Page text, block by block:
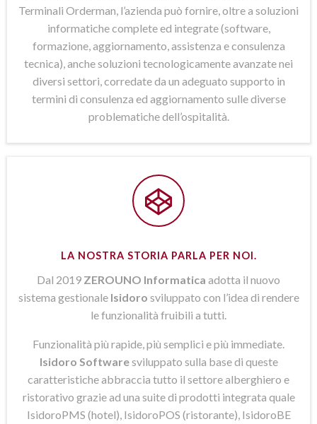
Terminali Orderman, l’azienda può fornire, oltre a soluzioni
informatiche complete ed integrate (software,
formazione, aggiornamento, assistenza e consulenza
tecnica), anche soluzioni tecnologicamente avanzate nei
diversi settori, corredate da un adeguato supporto in
termini di consulenza ed aggiornamento sulle diverse
problematiche dell’ospitalità.
LA NOSTRA STORIA PARLA PER NOI.
Dal 2019 ZEROUNO Informatica adotta il nuovo
sistema gestionale Isidoro sviluppato con l’idea di rendere
le funzionalità fruibili a tutti.
Funzionalità più rapide, più semplici e più immediate.
Isidoro Softwaresviluppato sulla base di queste
caratteristiche abbraccia tutto il settore alberghiero e
ristorativo grazie ad una suite di prodotti integrata quale
IsidoroPMS (hotel), IsidoroPOS (ristorante), IsidoroBE